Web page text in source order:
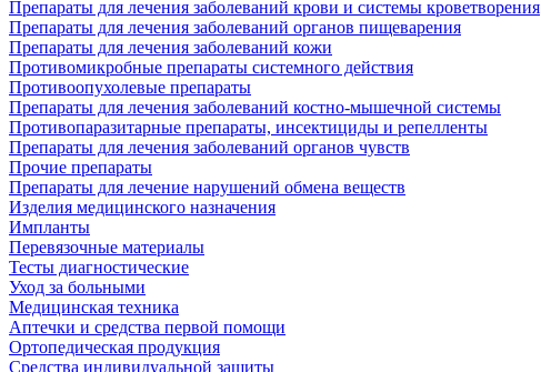
Препараты для лечения заболеваний крови и системы кроветворения
Препараты для лечения заболеваний органов пищеварения
Препараты для лечения заболеваний кожи
Противомикробные препараты системного действия
Противоопухолевые препараты
Препараты для лечения заболеваний костно-мышечной системы
Противопаразитарные препараты, инсектициды и репелленты
Препараты для лечения заболеваний органов чувств
Прочие препараты
Препараты для лечение нарушений обмена веществ
Изделия медицинского назначения
Импланты
Перевязочные материалы
Тесты диагностические
Уход за больными
Медицинская техника
Аптечки и средства первой помощи
Ортопедическая продукция
Средства индивидуальной защиты